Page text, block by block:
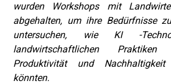
wurden Workshops mit
abgehalten, um ihre Bedürfnisse
untersuchen, wie KI -
landwirtschaftlichen
Produktivität und
könnten.